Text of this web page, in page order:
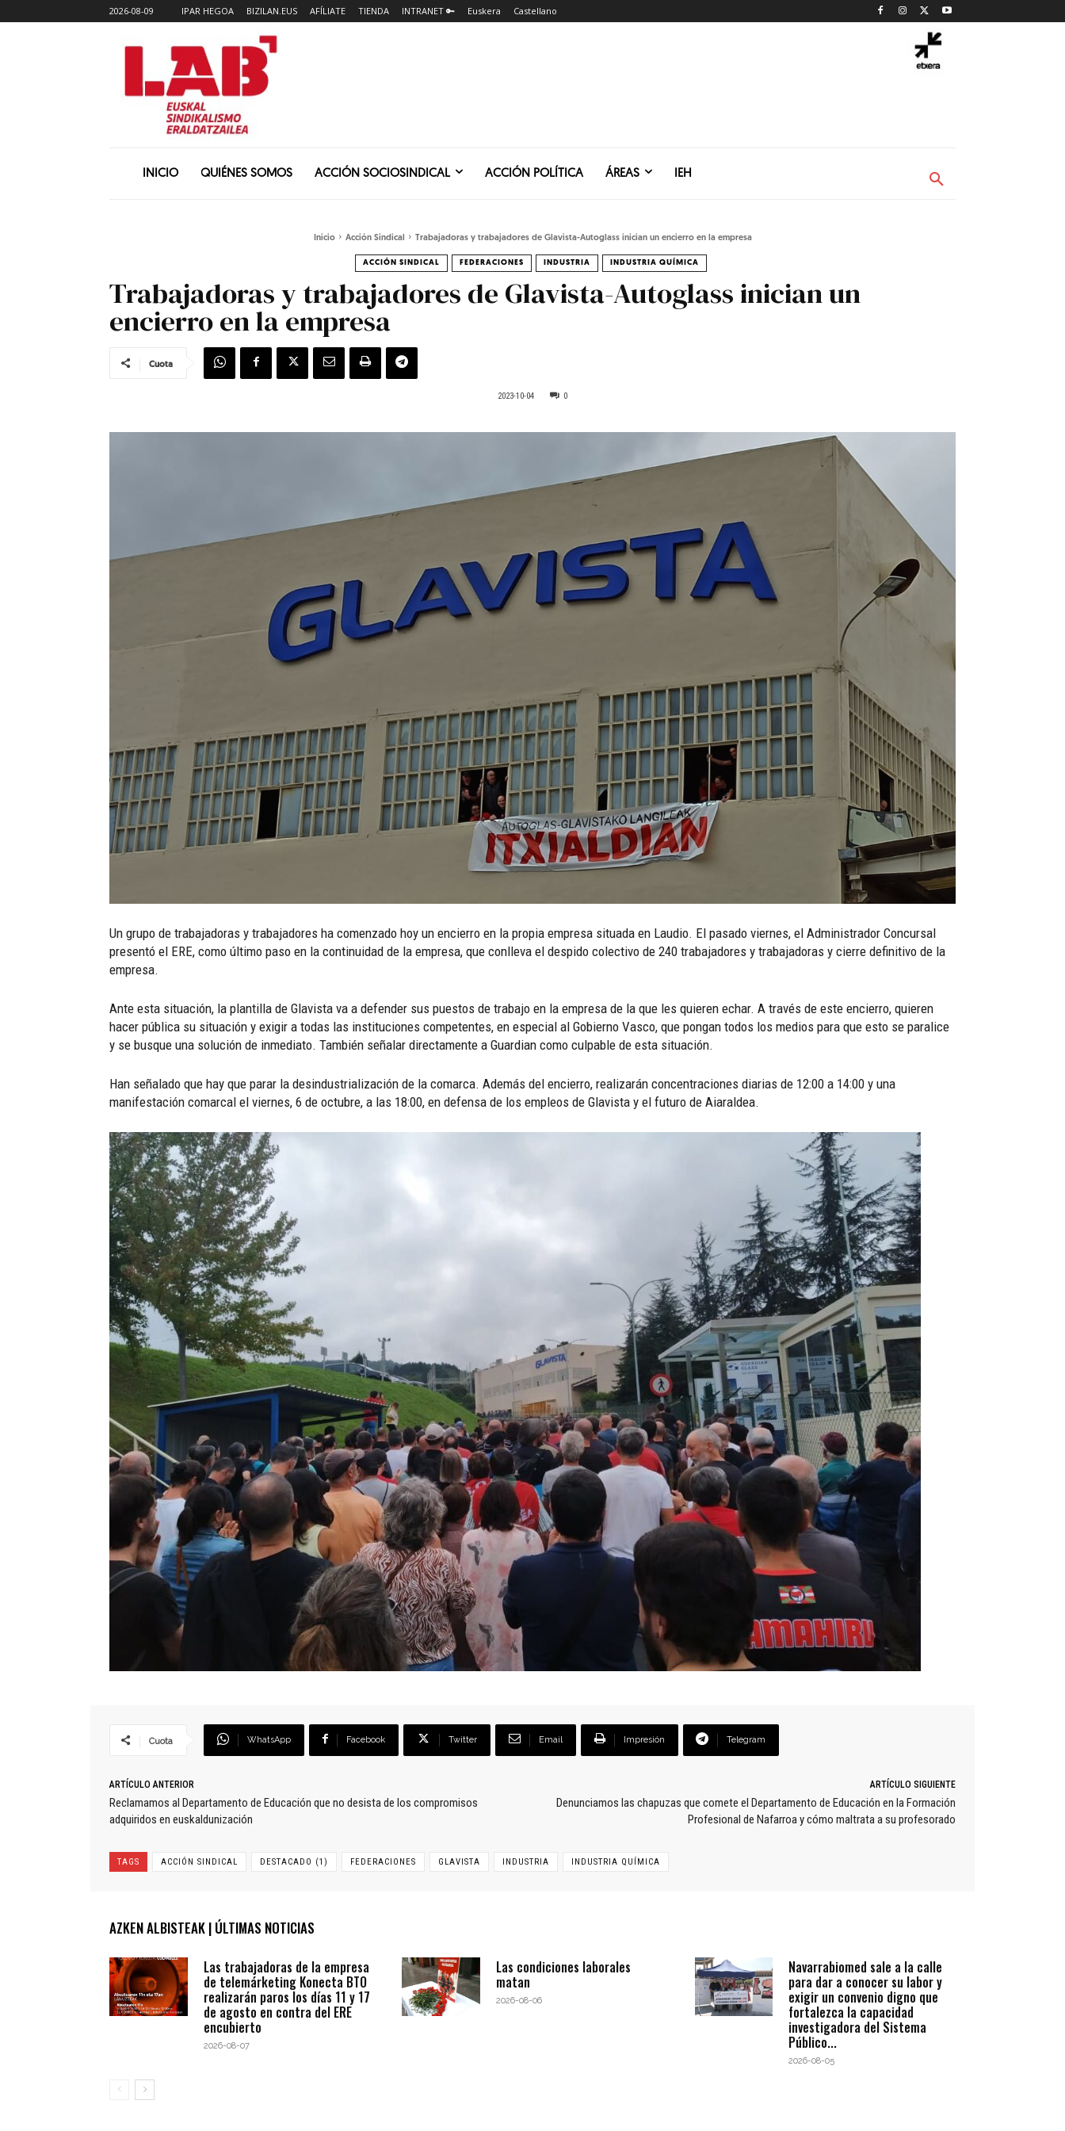
2026-08-09 IPAR HEGOA BIZILAN.EUS AFÍLIATE TIENDA INTRANET 🔑 Euskera Castellano
INICIO QUIÉNES SOMOS ACCIÓN SOCIOSINDICAL ACCIÓN POLÍTICA ÁREAS IEH
Inicio Acción Sindical Trabajadoras y trabajadores de Glavista-Autoglass inician un encierro en la empresa
ACCIÓN SINDICAL FEDERACIONES INDUSTRIA INDUSTRIA QUÍMICA
Trabajadoras y trabajadores de Glavista-Autoglass inician un
encierro en la empresa
Cuota
2023-10-04 0
Un grupo de trabajadoras y trabajadores ha comenzado hoy un encierro en la propia empresa situada en Laudio. El pasado viernes, el Administrador Concursal
presentó el ERE, como último paso en la continuidad de la empresa, que conlleva el despido colectivo de 240 trabajadores y trabajadoras y cierre definitivo de la
empresa.
Ante esta situación, la plantilla de Glavista va a defender sus puestos de trabajo en la empresa de la que les quieren echar. A través de este encierro, quieren
hacer pública su situación y exigir a todas las instituciones competentes, en especial al Gobierno Vasco, que pongan todos los medios para que esto se paralice
y se busque una solución de inmediato. También señalar directamente a Guardian como culpable de esta situación.
Han señalado que hay que parar la desindustrialización de la comarca. Además del encierro, realizarán concentraciones diarias de 12:00 a 14:00 y una
manifestación comarcal el viernes, 6 de octubre, a las 18:00, en defensa de los empleos de Glavista y el futuro de Aiaraldea.
Cuota WhatsApp Facebook Twitter Email Impresión Telegram
ARTÍCULO ANTERIOR
Reclamamos al Departamento de Educación que no desista de los compromisos
adquiridos en euskaldunización
ARTÍCULO SIGUIENTE
Denunciamos las chapuzas que comete el Departamento de Educación en la Formación
Profesional de Nafarroa y cómo maltrata a su profesorado
TAGS ACCIÓN SINDICAL DESTACADO (1) FEDERACIONES GLAVISTA INDUSTRIA INDUSTRIA QUÍMICA
AZKEN ALBISTEAK | ÚLTIMAS NOTICIAS
Las trabajadoras de la empresa
de telemárketing Konecta BTO
realizarán paros los días 11 y 17
de agosto en contra del ERE
encubierto
2026-08-07
Las condiciones laborales
matan
2026-08-06
Navarrabiomed sale a la calle
para dar a conocer su labor y
exigir un convenio digno que
fortalezca la capacidad
investigadora del Sistema
Público...
2026-08-05